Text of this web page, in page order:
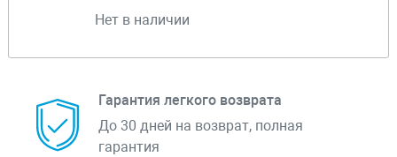
Нет в наличии
Гарантия легкого возврата
До 30 дней на возврат, полная
гарантия